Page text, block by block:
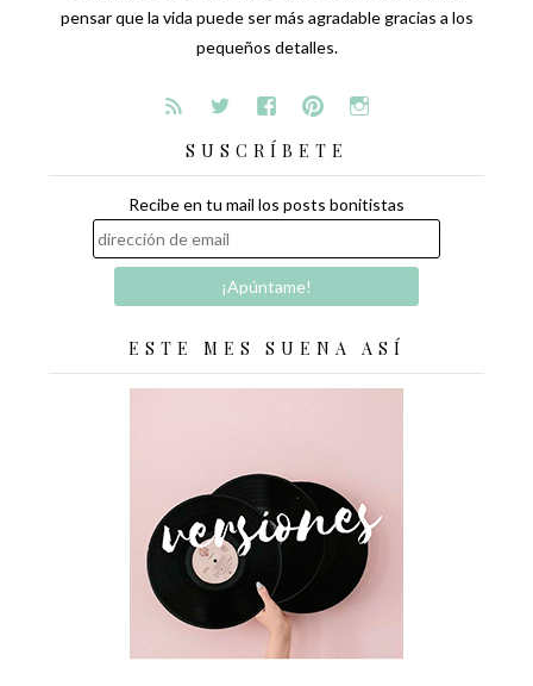
pensar que la vida puede ser más agradable gracias a los
pequeños detalles.
SUSCRÍBETE
Recibe en tu mail los posts bonitistas
ESTE MES SUENA ASÍ